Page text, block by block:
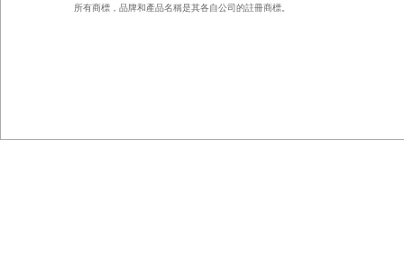
所有商標，品牌和產品名稱是其各自公司的註冊商標。